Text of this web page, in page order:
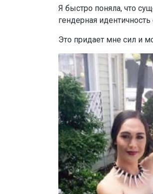
Я быстро поняла, что
гендерная
Это придает мне сил и